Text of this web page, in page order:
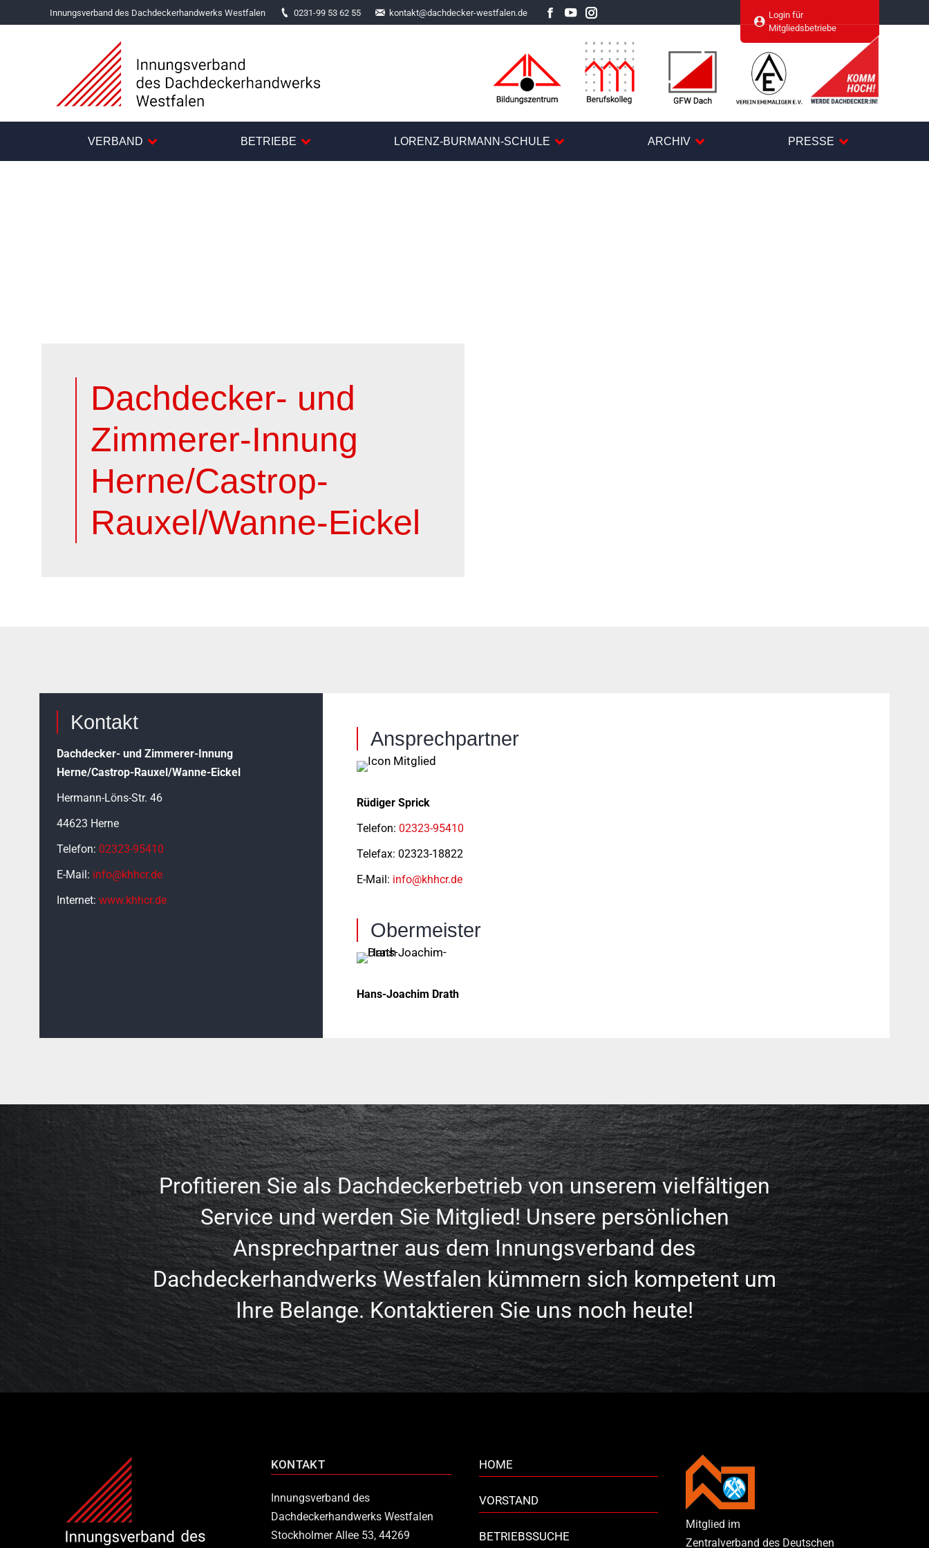
Innungsverband des Dachdeckerhandwerks Westfalen 0231-99 53 62 55 kontakt@dachdecker-westfalen.de
Facebook
YouTubeInstagram
Login für
Mitgliedsbetriebe
VERBAND BETRIEBE LORENZ-BURMANN-SCHULE ARCHIV PRESSE
Dachdecker- und
Zimmerer-Innung
Herne/Castrop-
Rauxel/Wanne-Eickel
Kontakt
Dachdecker- und Zimmerer-Innung
Herne/Castrop-Rauxel/Wanne-Eickel
Hermann-Löns-Str. 46
44623 Herne
Telefon: 02323-95410
E-Mail: info@khhcr.de
Internet: www.khhcr.de
Ansprechpartner
Rüdiger Sprick
Telefon: 02323-95410
Telefax: 02323-18822
E-Mail: info@khhcr.de
Obermeister
Hans-Joachim Drath
Profitieren Sie als Dachdeckerbetrieb von unserem vielfältigen
Service und werden Sie Mitglied! Unsere persönlichen
Ansprechpartner aus dem Innungsverband des
Dachdeckerhandwerks Westfalen kümmern sich kompetent um
Ihre Belange. Kontaktieren Sie uns noch heute!
KONTAKT
Innungsverband des
Dachdeckerhandwerks Westfalen
Stockholmer Allee 53, 44269
HOME
VORSTAND
BETRIEBSSUCHE
Mitglied im
Zentralverband des Deutschen